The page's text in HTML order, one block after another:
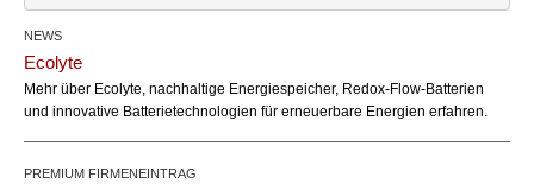
Email:
NEWS
Ecolyte
Mehr über Ecolyte, nachhaltige Energiespeicher, Redox-Flow-Batterien
und innovative Batterietechnologien für erneuerbare Energien erfahren.
PREMIUM FIRMENEINTRAG